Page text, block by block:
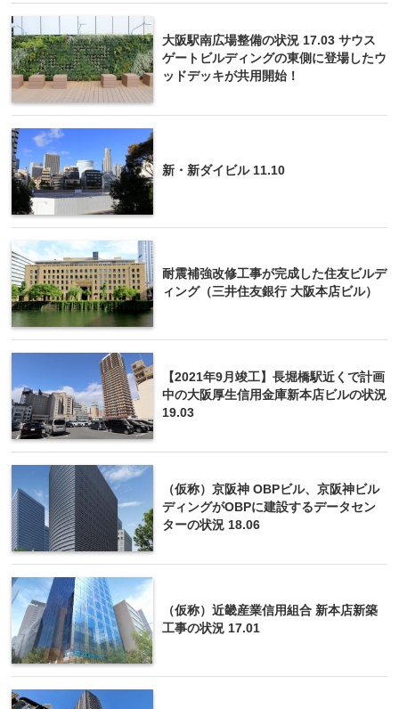
大阪駅南広場整備の状況 17.03 サウス
ゲートビルディングの東側に登場したウ
ッドデッキが共用開始！
新・新ダイビル 11.10
耐震補強改修工事が完成した住友ビルデ
ィング（三井住友銀行 大阪本店ビル）
【2021年9月竣工】長堀橋駅近くで計画
中の大阪厚生信用金庫新本店ビルの状況
19.03
（仮称）京阪神 OBPビル、京阪神ビル
ディングがOBPに建設するデータセン
ターの状況 18.06
（仮称）近畿産業信用組合 新本店新築
工事の状況 17.01